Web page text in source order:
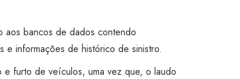
aos bancos de dados contendo
e informações de histórico de sinistro.
e furto de veículos, uma vez que, o laudo